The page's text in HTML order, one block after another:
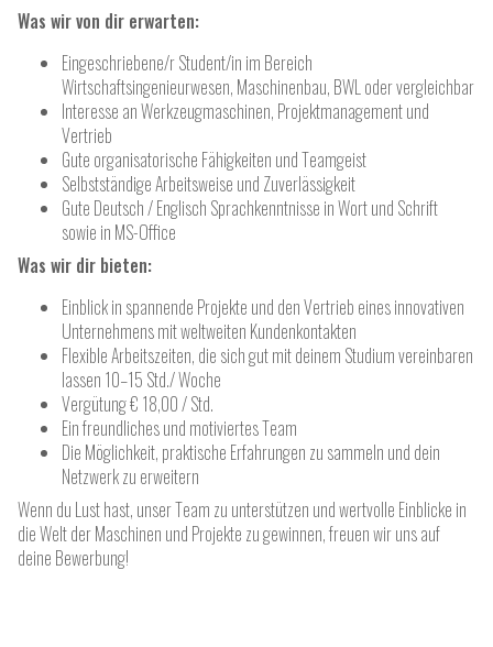
Was wir von dir erwarten:
Eingeschriebene/r Student/in im Bereich
Wirtschaftsingenieurwesen, Maschinenbau, BWL oder vergleichbar
Interesse an Werkzeugmaschinen, Projektmanagement und
Vertrieb
Gute organisatorische Fähigkeiten und Teamgeist
Selbstständige Arbeitsweise und Zuverlässigkeit
Gute Deutsch / Englisch Sprachkenntnisse in Wort und Schrift
sowie in MS-Office
Was wir dir bieten:
Einblick in spannende Projekte und den Vertrieb eines innovativen
Unternehmens mit weltweiten Kundenkontakten
Flexible Arbeitszeiten, die sich gut mit deinem Studium vereinbaren
lassen 10–15 Std./ Woche
Vergütung € 18,00 / Std.
Ein freundliches und motiviertes Team
Die Möglichkeit, praktische Erfahrungen zu sammeln und dein
Netzwerk zu erweitern
Wenn du Lust hast, unser Team zu unterstützen und wertvolle Einblicke in
die Welt der Maschinen und Projekte zu gewinnen, freuen wir uns auf
deine Bewerbung!